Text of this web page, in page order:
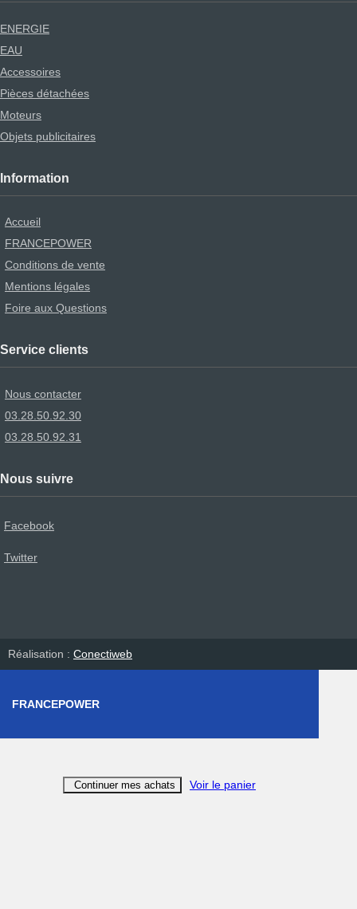
ENERGIE
EAU
Accessoires
Pièces détachées
Moteurs
Objets publicitaires
Information
Accueil
FRANCEPOWER
Conditions de vente
Mentions légales
Foire aux Questions
Service clients
Nous contacter
03.28.50.92.30
03.28.50.92.31
Nous suivre
Facebook
Twitter
Réalisation : Conectiweb
FRANCEPOWER
Continuer mes achats Voir le panier